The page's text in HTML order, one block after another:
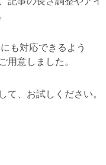
も対応できるよう
用意しました。
て、お試しください。